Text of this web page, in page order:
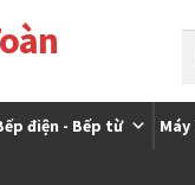
điện - Bếp từ